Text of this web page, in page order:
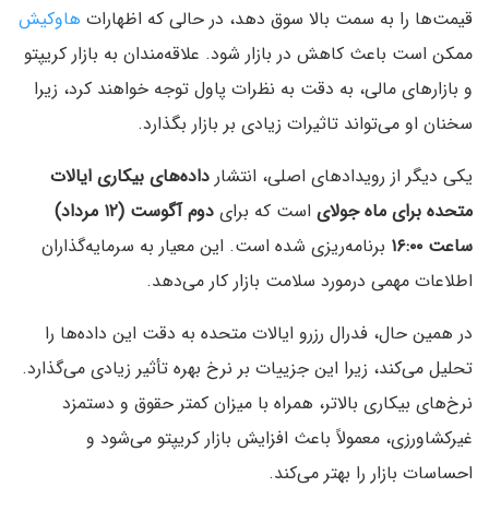
قیمت‌ها را به سمت بالا سوق دهد، در حالی که اظهارات هاوکیش
ممکن است باعث کاهش در بازار شود. علاقه‌مندان به بازار کریپتو
و بازارهای مالی، به دقت به نظرات پاول توجه خواهند کرد، زیرا
سخنان او می‌تواند تاثیرات زیادی بر بازار بگذارد.
یکی دیگر از رویدادهای اصلی، انتشار داده‌های بیکاری ایالات
متحده برای ماه جولای است که برای
دوم آگوست (۱۲ مرداد)
ساعت ۱۶:۰۰
برنامه‌ریزی شده است. این معیار به سرمایه‌گذاران
اطلاعات مهمی درمورد سلامت بازار کار می‌دهد.
در همین حال، فدرال رزرو ایالات متحده به دقت این داده‌ها را
تحلیل می‌کند، زیرا این جزییات بر نرخ بهره تأثیر زیادی می‌گذارد.
نرخ‌های بیکاری بالاتر، همراه با میزان کمتر حقوق و دستمزد
غیرکشاورزی، معمولاً باعث افزایش بازار کریپتو می‌شود و
احساسات بازار را بهتر می‌کند.